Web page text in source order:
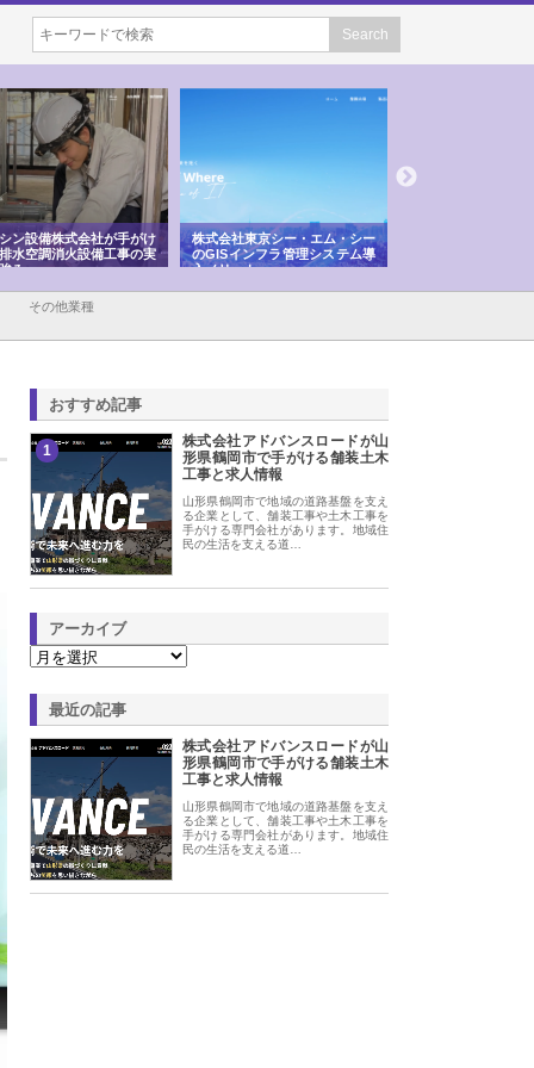
ン設備株式会社が手がけ
水空調消火設備工事の実
み
株式会社東京シー・エム・シー
のGISインフラ管理システム導
入メリット
その他業種
おすすめ記事
1
株式会社アドバンスロードが山
形県鶴岡市で手がける舗装土木
工事と求人情報
山形県鶴岡市で地域の道路基盤を支え
る企業として、舗装工事や土木工事を
手がける専門会社があります。地域住
民の生活を支える道…
アーカイブ
最近の記事
株式会社アドバンスロードが山
形県鶴岡市で手がける舗装土木
工事と求人情報
山形県鶴岡市で地域の道路基盤を支え
る企業として、舗装工事や土木工事を
手がける専門会社があります。地域住
民の生活を支える道…